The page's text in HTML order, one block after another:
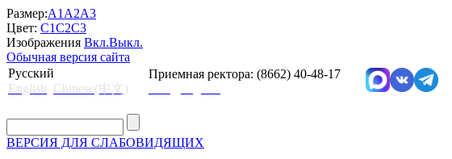
Размер:A1 A2A3
Цвет: C1C2C3
Изображения Вкл.Выкл.
Обычная версия сайта
Русский
English Chinese(中文)
Приемная ректора: (8662) 40-48-17
ВЕРСИЯ ДЛЯ СЛАБОВИДЯЩИХ